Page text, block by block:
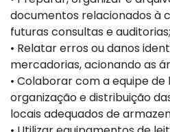
documentos relacionados à
futuras consultas e auditorias;
• Relatar erros ou danos
mercadorias, acionando as
• Colaborar com a equipe
organização e distribuição
locais adequados de